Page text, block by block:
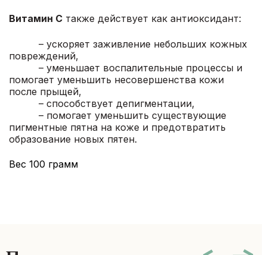
Витамин С также действует как антиоксидант:
– ускоряет заживление небольших кожных
повреждений,
– уменьшает воспалительные процессы и
помогает уменьшить несовершенства кожи
после прыщей,
– способствует депигментации,
– помогает уменьшить существующие
пигментные пятна на коже и предотвратить
образование новых пятен.
Вес 100 грамм